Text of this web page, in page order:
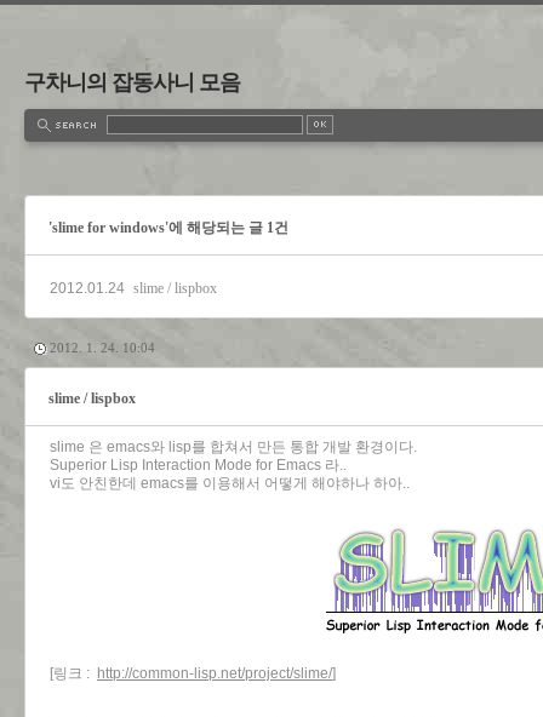
구차니의 잡동사니 모음
'slime for windows'에 해당되는 글 1건
2012.01.24 slime / lispbox
2012. 1. 24. 10:04
slime / lispbox
slime 은 emacs와 lisp를 합쳐서 만든 통합 개발 환경이다.
Superior Lisp Interaction Mode for Emacs 라..
vi도 안친한데 emacs를 이용해서 어떻게 해야하나 하아..
[링크 : http://common-lisp.net/project/slime/]